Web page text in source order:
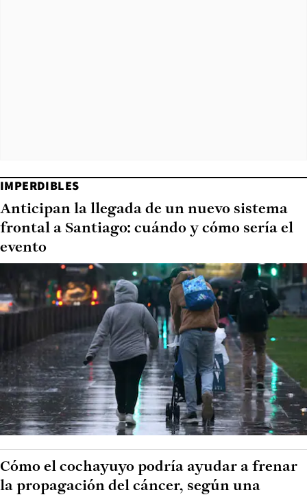
IMPERDIBLES
Anticipan la llegada de un nuevo sistema
frontal a Santiago: cuándo y cómo sería el
evento
Cómo el cochayuyo podría ayudar a frenar
la propagación del cáncer, según una